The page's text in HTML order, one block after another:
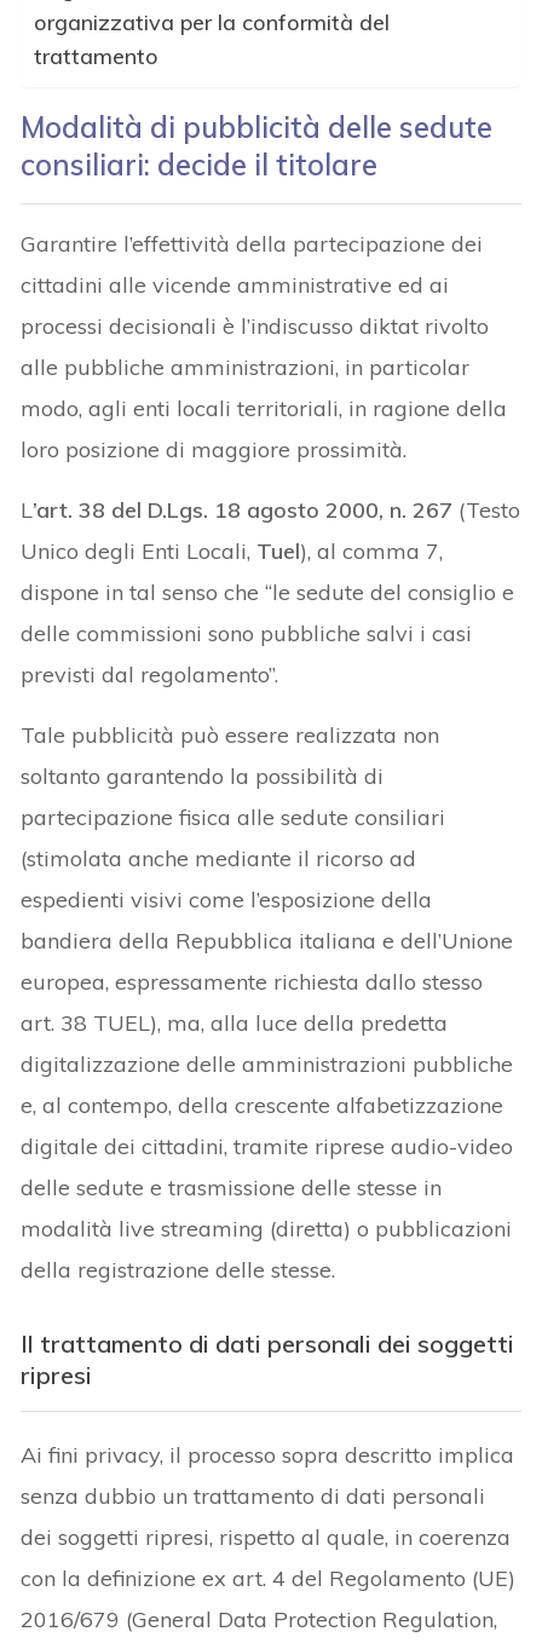
organizzativa per la conformità del
trattamento
Modalità di pubblicità delle sedute
consiliari: decide il titolare
Garantire l’effettività della partecipazione dei
cittadini alle vicende amministrative ed ai
processi decisionali è l’indiscusso diktat rivolto
alle pubbliche amministrazioni, in particolar
modo, agli enti locali territoriali, in ragione della
loro posizione di maggiore prossimità.
L’art. 38 del D.Lgs. 18 agosto 2000, n. 267 (Testo
Unico degli Enti Locali, Tuel), al comma 7,
dispone in tal senso che “le sedute del consiglio e
delle commissioni sono pubbliche salvi i casi
previsti dal regolamento”.
Tale pubblicità può essere realizzata non
soltanto garantendo la possibilità di
partecipazione fisica alle sedute consiliari
(stimolata anche mediante il ricorso ad
espedienti visivi come l’esposizione della
bandiera della Repubblica italiana e dell’Unione
europea, espressamente richiesta dallo stesso
art. 38 TUEL), ma, alla luce della predetta
digitalizzazione delle amministrazioni pubbliche
e, al contempo, della crescente alfabetizzazione
digitale dei cittadini, tramite riprese audio-video
delle sedute e trasmissione delle stesse in
modalità live streaming (diretta) o pubblicazioni
della registrazione delle stesse.
Il trattamento di dati personali dei soggetti
ripresi
Ai fini privacy, il processo sopra descritto implica
senza dubbio un trattamento di dati personali
dei soggetti ripresi, rispetto al quale, in coerenza
con la definizione ex art. 4 del Regolamento (UE)
2016/679 (General Data Protection Regulation,